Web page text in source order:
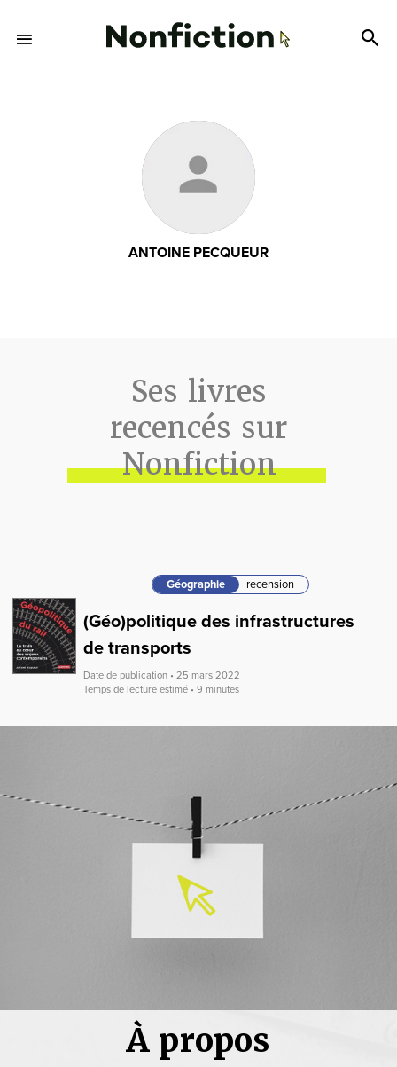
ANTOINE PECQUEUR
Ses livres
recencés sur
Nonfiction
Géographie recension
(Géo)politique des infrastructures
de transports
Date de publication • 25 mars 2022
Temps de lecture estimé • 9 minutes
À propos